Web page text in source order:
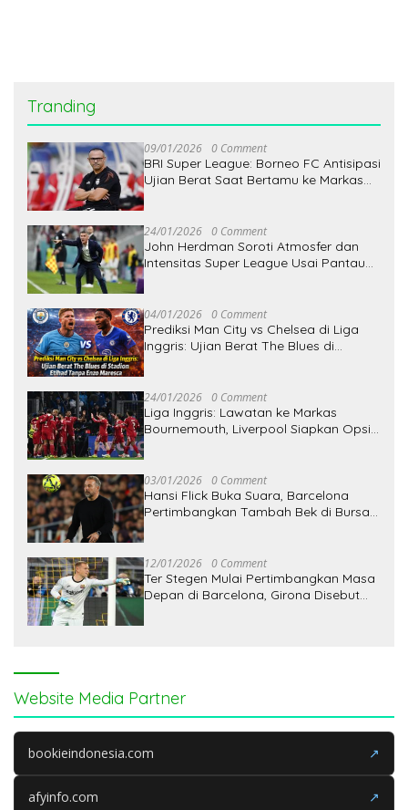
Tranding
09/01/2026 0 Comment
BRI Super League: Borneo FC Antisipasi
Ujian Berat Saat Bertamu ke Markas
24/01/2026 0 Comment
John Herdman Soroti Atmosfer dan
Intensitas Super League Usai Pantau
04/01/2026 0 Comment
Prediksi Man City vs Chelsea di Liga
Inggris: Ujian Berat The Blues di
24/01/2026 0 Comment
Liga Inggris: Lawatan ke Markas
Bournemouth, Liverpool Siapkan Opsi
03/01/2026 0 Comment
Hansi Flick Buka Suara, Barcelona
Pertimbangkan Tambah Bek di Bursa
12/01/2026 0 Comment
Ter Stegen Mulai Pertimbangkan Masa
Depan di Barcelona, Girona Disebut
Website Media Partner
bookieindonesia.com ↗
afyinfo.com ↗